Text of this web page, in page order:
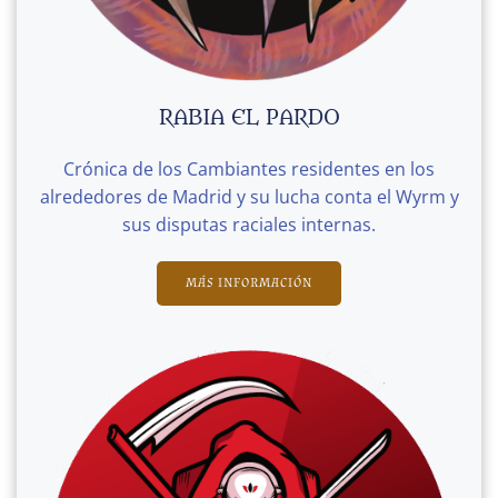
RABIA EL PARDO
Crónica de los Cambiantes residentes en los
alrededores de Madrid y su lucha conta el Wyrm y
sus disputas raciales internas.
MÁS INFORMACIÓN